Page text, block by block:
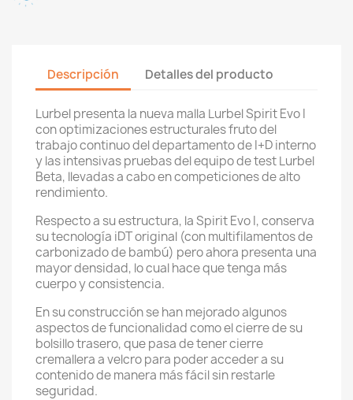
Descripción Detalles del producto
Lurbel presenta la nueva malla Lurbel Spirit Evo I
con optimizaciones estructurales fruto del
trabajo continuo del departamento de I+D interno
y las intensivas pruebas del equipo de test Lurbel
Beta, llevadas a cabo en competiciones de alto
rendimiento.
Respecto a su estructura, la Spirit Evo I, conserva
su tecnología iDT original (con multifilamentos de
carbonizado de bambú) pero ahora presenta una
mayor densidad, lo cual hace que tenga más
cuerpo y consistencia.
En su construcción se han mejorado algunos
aspectos de funcionalidad como el cierre de su
bolsillo trasero, que pasa de tener cierre
cremallera a velcro para poder acceder a su
contenido de manera más fácil sin restarle
seguridad.